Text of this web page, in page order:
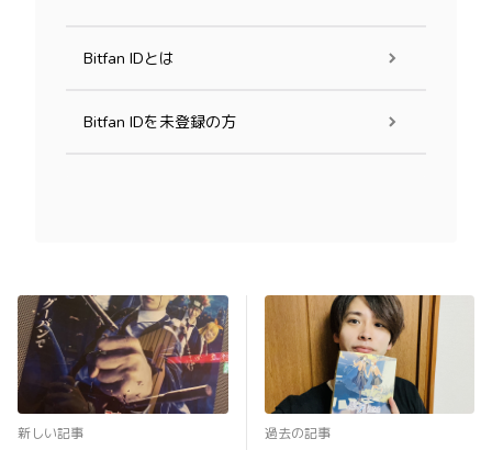
Bitfan IDとは
Bitfan IDを未登録の方
新しい記事 過去の記事